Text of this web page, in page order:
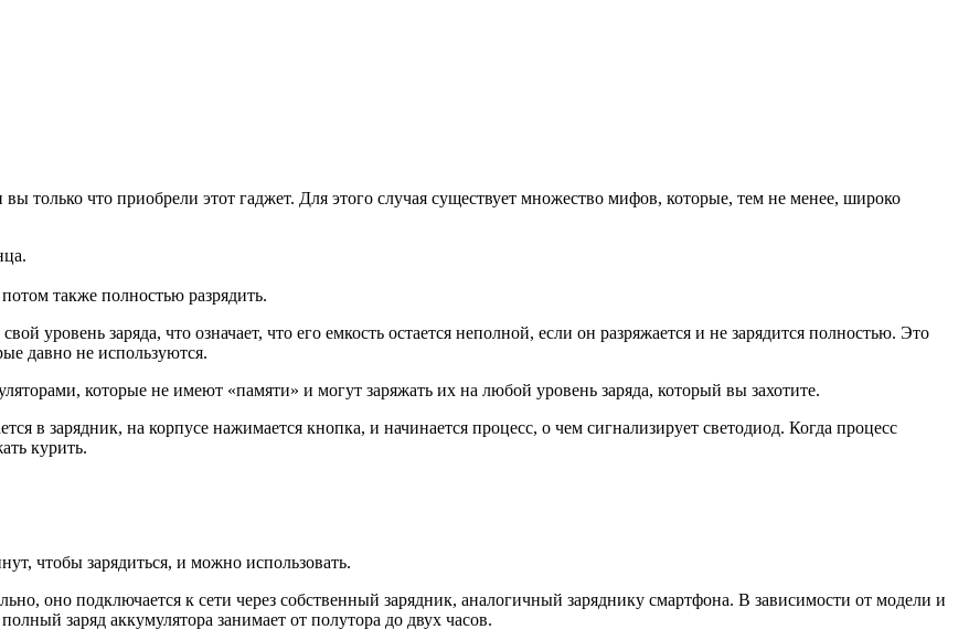
только что приобрели этот гаджет. Для этого случая существует множество мифов, которые, тем не менее, широко
также полностью разрядить.
уровень заряда, что означает, что его емкость остается неполной, если он разряжается и не зарядится полностью. Это
давно не используются.
которые не имеют «памяти» и могут заряжать их на любой уровень заряда, который вы захотите.
в зарядник, на корпусе нажимается кнопка, и начинается процесс, о чем сигнализирует светодиод. Когда процесс
курить.
чтобы зарядиться, и можно использовать.
оно подключается к сети через собственный зарядник, аналогичный заряднику смартфона. В зависимости от модели и
заряд аккумулятора занимает от полутора до двух часов.